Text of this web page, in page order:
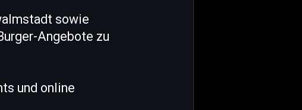
sowie
Angebote zu
und online